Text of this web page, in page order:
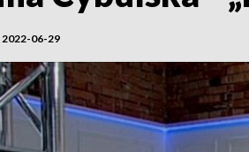
2022-06-29